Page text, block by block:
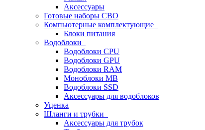
Аксессуары
Готовые наборы СВО
Компьютерные комплектующие
Блоки питания
Водоблоки
Водоблоки CPU
Водоблоки GPU
Водоблоки RAM
Моноблоки MB
Водоблоки SSD
Аксессуары для водоблоков
Уценка
Шланги и трубки
Аксессуары для трубок